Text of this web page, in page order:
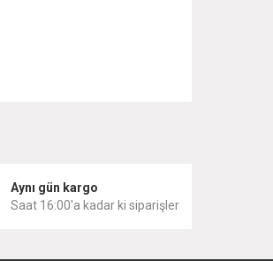
Aynı gün kargo
Saat 16:00'a kadar ki siparişler